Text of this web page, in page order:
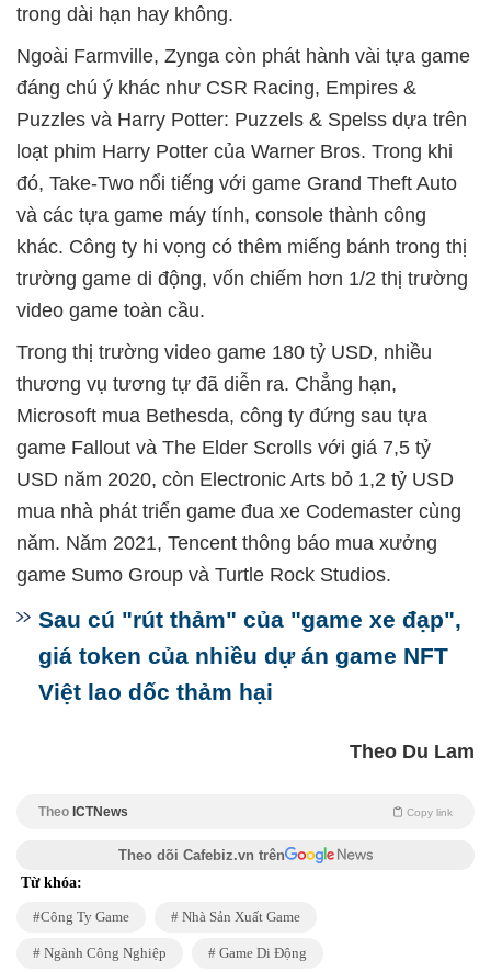
trong dài hạn hay không.
Ngoài Farmville, Zynga còn phát hành vài tựa game
đáng chú ý khác như CSR Racing, Empires &
Puzzles và Harry Potter: Puzzels & Spelss dựa trên
loạt phim Harry Potter của Warner Bros. Trong khi
đó, Take-Two nổi tiếng với game Grand Theft Auto
và các tựa game máy tính, console thành công
khác. Công ty hi vọng có thêm miếng bánh trong thị
trường game di động, vốn chiếm hơn 1/2 thị trường
video game toàn cầu.
Trong thị trường video game 180 tỷ USD, nhiều
thương vụ tương tự đã diễn ra. Chẳng hạn,
Microsoft mua Bethesda, công ty đứng sau tựa
game Fallout và The Elder Scrolls với giá 7,5 tỷ
USD năm 2020, còn Electronic Arts bỏ 1,2 tỷ USD
mua nhà phát triển game đua xe Codemaster cùng
năm. Năm 2021, Tencent thông báo mua xưởng
game Sumo Group và Turtle Rock Studios.
Sau cú "rút thảm" của "game xe đạp",
giá token của nhiều dự án game NFT
Việt lao dốc thảm hại
Theo Du Lam
Theo ICTNews Copy link
Theo dõi Cafebiz.vn trên
Từ khóa:
Công Ty Game Nhà Sản Xuất Game
Ngành Công Nghiệp Game Di Động